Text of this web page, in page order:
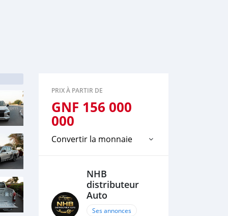
PRIX À PARTIR DE
GNF 156 000
000
Convertir la monnaie
NHB
distributeur
Auto
Ses annonces